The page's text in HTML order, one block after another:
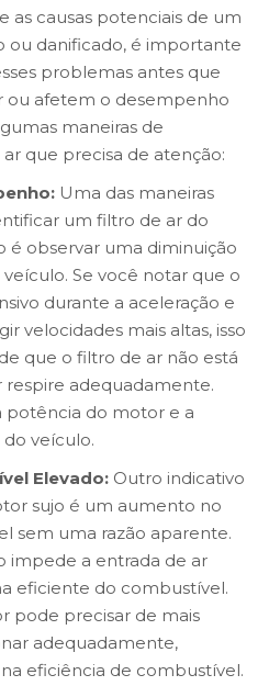
as causas potenciais de um
ou danificado, é importante
problemas antes que
ou afetem o desempenho
maneiras de
que precisa de atenção:
Uma das maneiras
um filtro de ar do
é observar uma diminuição
Se você notar que o
durante a aceleração e
velocidades mais altas, isso
que o filtro de ar não está
adequadamente.
potência do motor e a
veículo.
Elevado: Outro indicativo
sujo é um aumento no
sem uma razão aparente.
impede a entrada de ar
eficiente do combustível.
pode precisar de mais
adequadamente,
eficiência de combustível.